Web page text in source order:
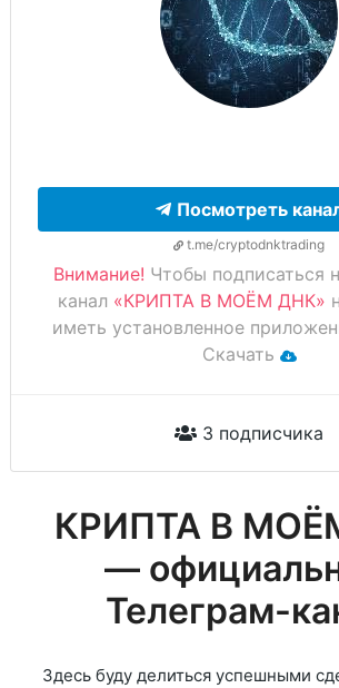
Посмотреть
t.me/cryptodnktrading
Внимание! Чтобы подписаться
канал «КРИПТА В МОЁМ ДНК»
иметь установленное
Скачать
3 подписчика
КРИПТА В
—
Телеграм-
Здесь буду делиться успешными